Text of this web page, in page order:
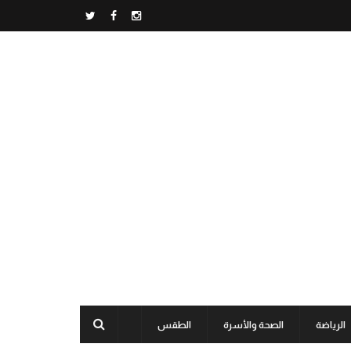
الرياضة الصحة والأسرة الطقس